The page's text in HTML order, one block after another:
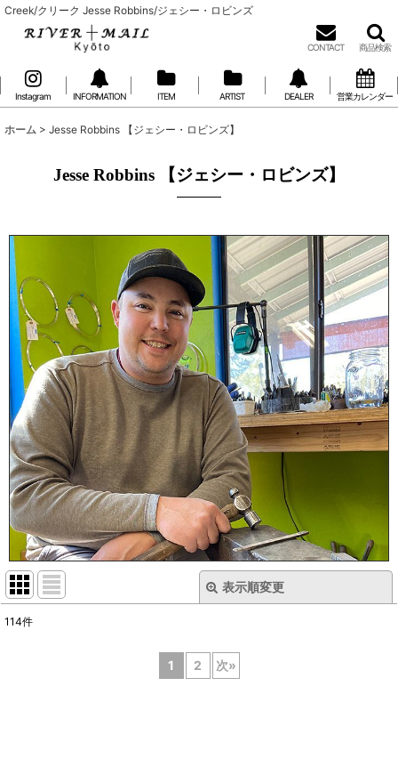
Creek/クリーク Jesse Robbins/ジェシー・ロビンズ
CONTACT 商品検索
Instagram INFORMATION ITEM ARTIST DEALER 営業カレンダー
ホーム > Jesse Robbins 【ジェシー・ロビンズ】
Jesse Robbins 【ジェシー・ロビンズ】
表示順変更
114件
1 2 次»